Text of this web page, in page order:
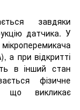
завдяки
датчика. У
а при відкритті
в інший стан
фізичне
що викликає